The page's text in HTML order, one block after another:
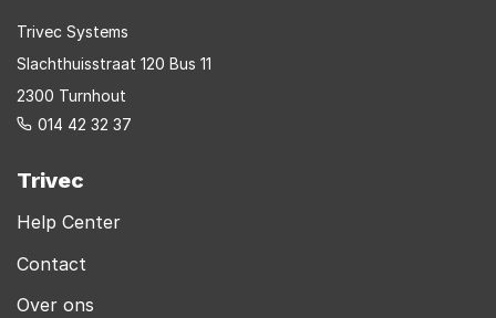
Trivec Systems
Slachthuisstraat 120 Bus 11
2300 Turnhout
014 42 32 37
Trivec
Help Center
Contact
Over ons